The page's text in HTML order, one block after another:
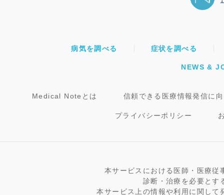
病気を調べる 症状を調べる
NEWS &
Medical Noteとは 信頼できる医療情報発信に
プライバシーポリシー
本サービスにおける医師・医療従
診断・治療を必要とす
本サービス上の情報や利用に関し